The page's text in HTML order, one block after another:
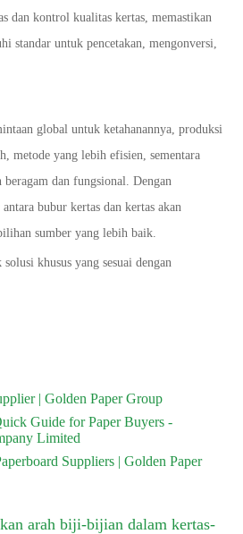
dan kontrol kualitas kertas, memastikan
standar untuk pencetakan, mengonversi,
global untuk ketahanannya, produksi
metode yang lebih efisien, sementara
dan fungsional. Dengan
bubur kertas dan kertas akan
sumber yang lebih baik.
khusus yang sesuai dengan
| Golden Paper Group
Guide for Paper Buyers -
Limited
Suppliers | Golden Paper
arah biji-bijian dalam kertas-